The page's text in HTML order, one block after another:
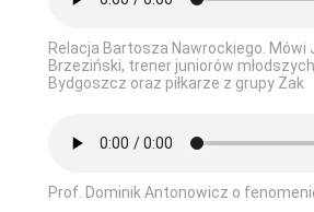
Relacja Bartosza Nawrockiego. Mówi
Brzeziński, trener juniorów
Bydgoszcz oraz piłkarze z grupy Żak
Prof. Dominik Antonowicz o